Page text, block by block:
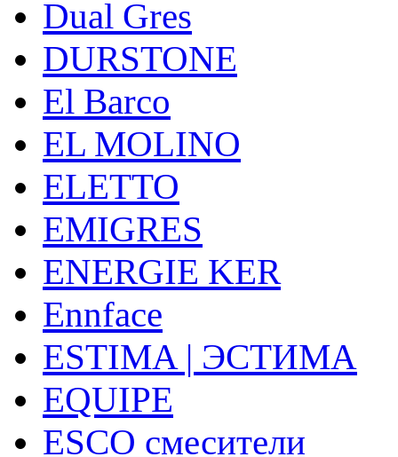
Dual Gres
DURSTONE
El Barco
EL MOLINO
ELETTO
EMIGRES
ENERGIE KER
Ennface
ESTIMA | ЭСТИМА
EQUIPE
ESCO смесители